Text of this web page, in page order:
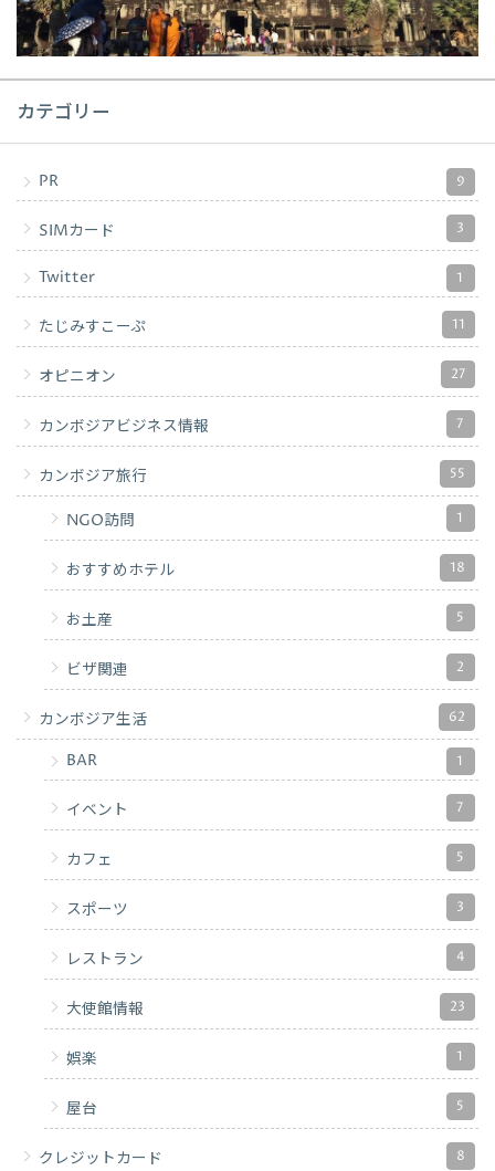
カテゴリー
PR 9
SIMカード 3
Twitter 1
たじみすこーぷ 11
オピニオン 27
カンボジアビジネス情報 7
カンボジア旅行 55
NGO訪問 1
おすすめホテル 18
お土産 5
ビザ関連 2
カンボジア生活 62
BAR 1
イベント 7
カフェ 5
スポーツ 3
レストラン 4
大使館情報 23
娯楽 1
屋台 5
クレジットカード 8